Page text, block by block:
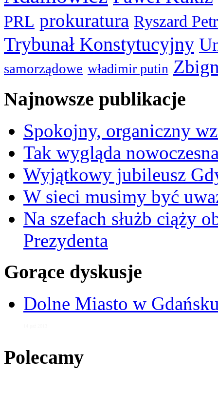
PRL prokuratura Ryszard
Trybunał Konstytucyjny
samorządowe władimir putin
Najnowsze publikacje
Spokojny, organiczny
Tak wygląda
Wyjątkowy jubileusz
W sieci musimy być
Na szefach służb ciąży
Prezydenta
Gorące dyskusje
Dolne Miasto w
Polecamy